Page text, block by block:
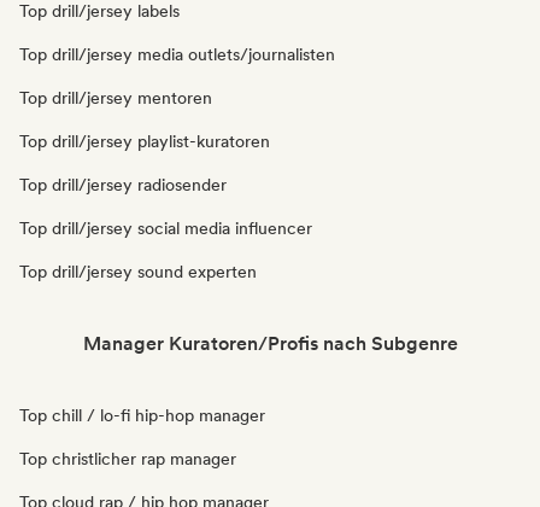
Top drill/jersey labels
Top drill/jersey media outlets/journalisten
Top drill/jersey mentoren
Top drill/jersey playlist-kuratoren
Top drill/jersey radiosender
Top drill/jersey social media influencer
Top drill/jersey sound experten
Manager Kuratoren/Profis nach Subgenre
Top chill / lo-fi hip-hop manager
Top christlicher rap manager
Top cloud rap / hip hop manager